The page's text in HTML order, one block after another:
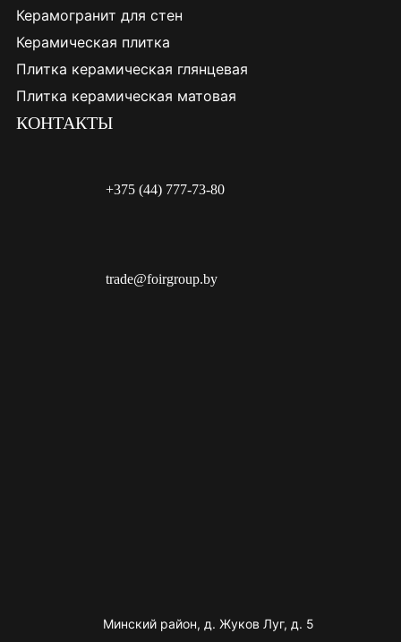
Керамогранит для стен
Керамическая плитка
Плитка керамическая глянцевая
Плитка керамическая матовая
КОНТАКТЫ
+375 (44) 777-73-80
trade@foirgroup.by
Минский район, д. Жуков Луг, д. 5